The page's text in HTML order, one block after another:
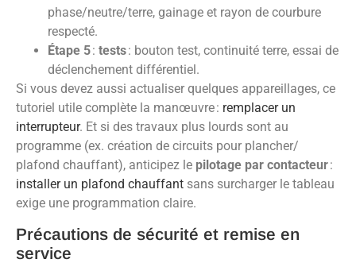
phase/neutre/terre, gainage et rayon de courbure
respecté.
Étape 5: tests: bouton test, continuité terre, essai de
déclenchement différentiel.
Si vous devez aussi actualiser quelques appareillages, ce
tutoriel utile complète la manœuvre : remplacer un
interrupteur. Et si des travaux plus lourds sont au
programme (ex. création de circuits pour plancher/
plafond chauffant), anticipez le pilotage par contacteur:
installer un plafond chauffant sans surcharger le tableau
exige une programmation claire.
Précautions de sécurité et remise en
service